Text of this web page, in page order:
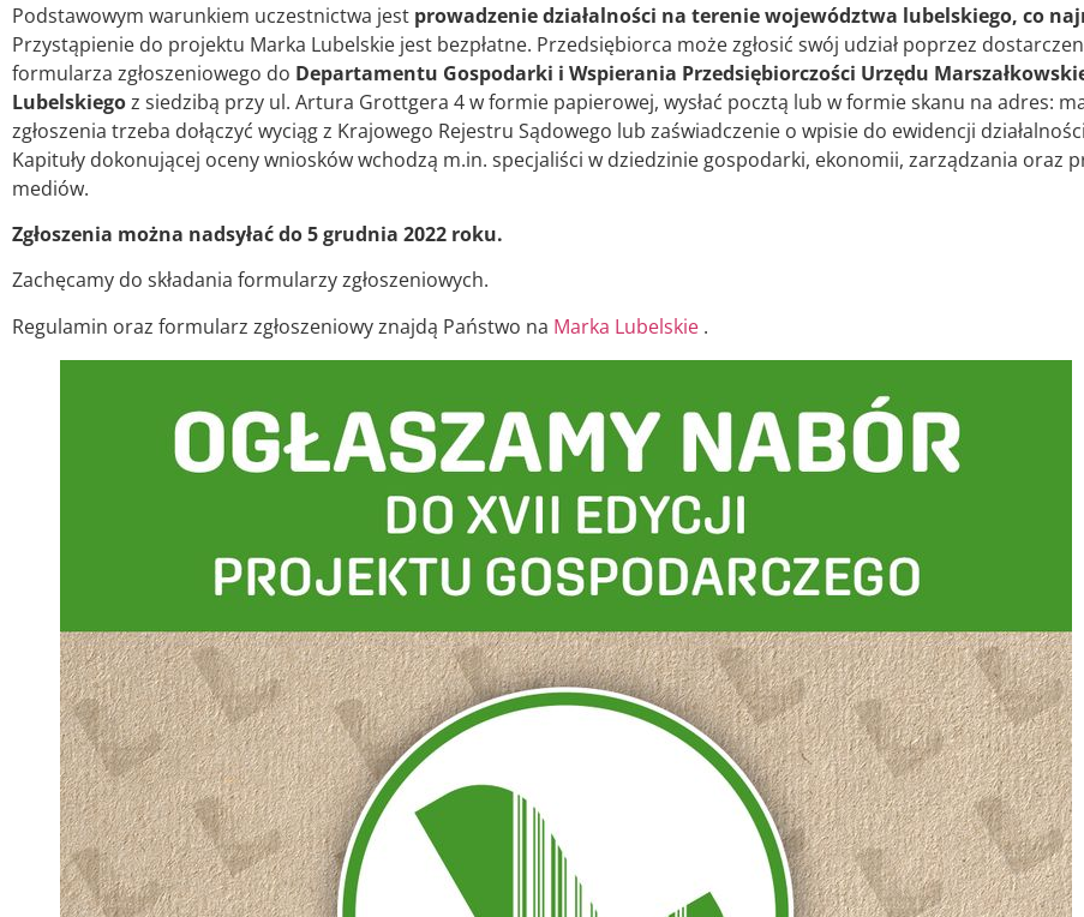
Podstawowym warunkiem uczestnictwa jest prowadzenie działalności na terenie województwa lubelskiego, co
Przystąpienie do projektu Marka Lubelskie jest bezpłatne. Przedsiębiorca może zgłosić swój udział poprzez
formularza zgłoszeniowego do Departamentu Gospodarki i Wspierania Przedsiębiorczości Urzędu
Lubelskiegoz siedzibą przy ul. Artura Grottgera 4 w formie papierowej, wysłać pocztą lub w formie skanu na adres:
zgłoszenia trzeba dołączyć wyciąg z Krajowego Rejestru Sądowego lub zaświadczenie o wpisie do ewidencji
Kapituły dokonującej oceny wniosków wchodzą m.in. specjaliści w dziedzinie gospodarki, ekonomii, zarządzania oraz
mediów.
Zgłoszenia można nadsyłać do 5 grudnia 2022 roku.
Zachęcamy do składania formularzy zgłoszeniowych.
Regulamin oraz formularz zgłoszeniowy znajdą Państwo na Marka Lubelskie .